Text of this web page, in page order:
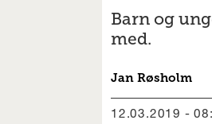
Barn og
med.
Jan Røsholm
12.03.2019 -